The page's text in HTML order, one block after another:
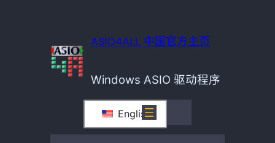
ASIO4ALL 中国官方主页
Windows ASIO 驱动程序
English